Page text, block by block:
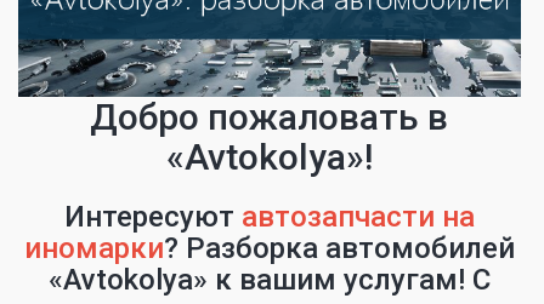
Добро пожаловать в
«Avtokolya»!
Интересуют автозапчасти на
иномарки? Разборка автомобилей
«Avtokolya» к вашим услугам! С